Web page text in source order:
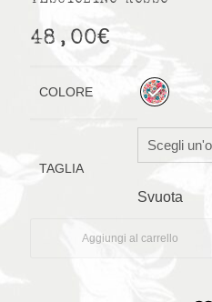
48,00€
COLORE
TAGLIA
Svuota
Aggiungi al carrello